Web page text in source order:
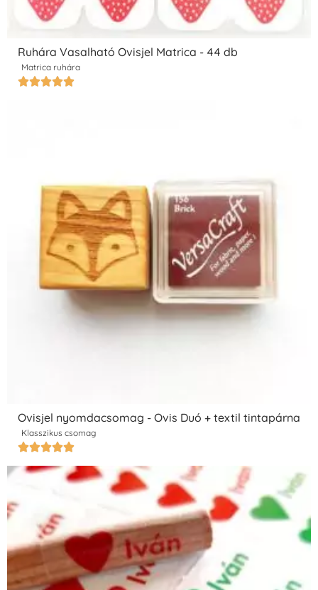
Ruhára Vasalható Ovisjel Matrica - 44 db
Matrica ruhára

Ovisjel nyomdacsomag - Ovis Duó + textil tintapárna
Klasszikus csomag
